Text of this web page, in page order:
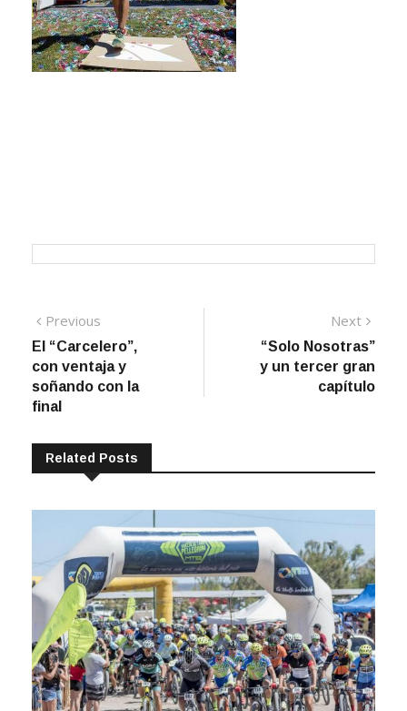
Navegación
de
entradas
Previous
post:
El “Carcelero”,
con ventaja y
soñando con la
final
Next
post:
“Solo Nosotras”
y un tercer gran
capítulo
Related Posts